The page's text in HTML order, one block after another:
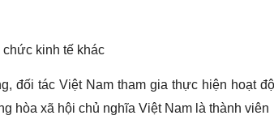
chức kinh tế khác
đối tác Việt Nam tham gia thực hiện hoạt
hòa xã hội chủ nghĩa Việt Nam là thành viên